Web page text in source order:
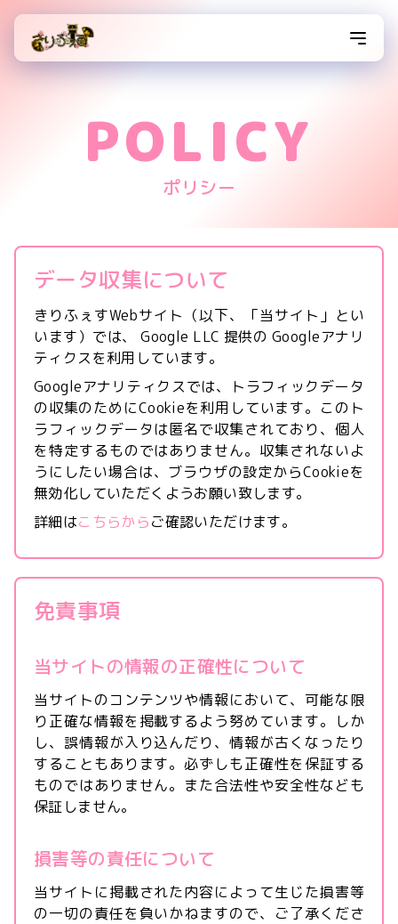
きりふぇすとは
参加企画
タイムテーブルPOLICY
ポリシー
データ収集について
きりふぇすWebサイト（以下、「当サイト」とい
います）では、 Google LLC 提供の Googleアナリ
ティクスを利用しています。
Googleアナリティクスでは、トラフィックデータ
の収集のためにCookieを利用しています。このト
ラフィックデータは匿名で収集されており、個人
を特定するものではありません。収集されないよ
うにしたい場合は、ブラウザの設定からCookieを
無効化していただくようお願い致します。
詳細はこちらからご確認いただけます。
免責事項
当サイトの情報の正確性について
当サイトのコンテンツや情報において、可能な限
り正確な情報を掲載するよう努めています。しか
し、誤情報が入り込んだり、情報が古くなったり
することもあります。必ずしも正確性を保証する
ものではありません。また合法性や安全性なども
保証しません。
損害等の責任について
当サイトに掲載された内容によって生じた損害等
の一切の責任を負いかねますので、ご了承くださ